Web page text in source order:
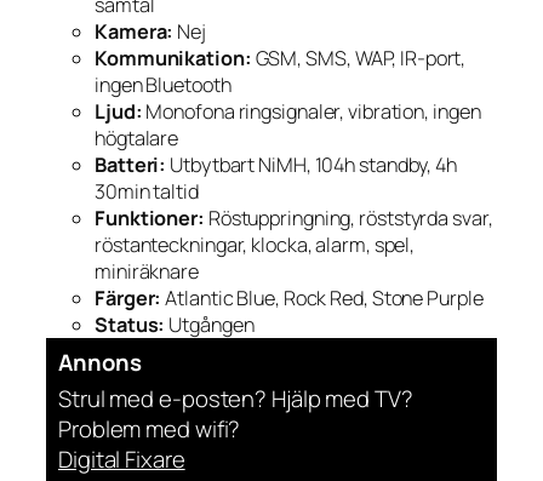
Kamera: Nej
Kommunikation: GSM, SMS, WAP, IR-port,
ingen Bluetooth
Ljud: Monofona ringsignaler, vibration, ingen
högtalare
Batteri: Utbytbart NiMH, 104h standby, 4h
30min taltid
Funktioner: Röstuppringning, röststyrda svar,
röstanteckningar, klocka, alarm, spel,
miniräknare
Färger: Atlantic Blue, Rock Red, Stone Purple
Status: Utgången
Annons
Strul med e-posten? Hjälp med TV?
Problem med wifi?
Digital Fixare